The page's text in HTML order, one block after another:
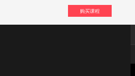
购买课程